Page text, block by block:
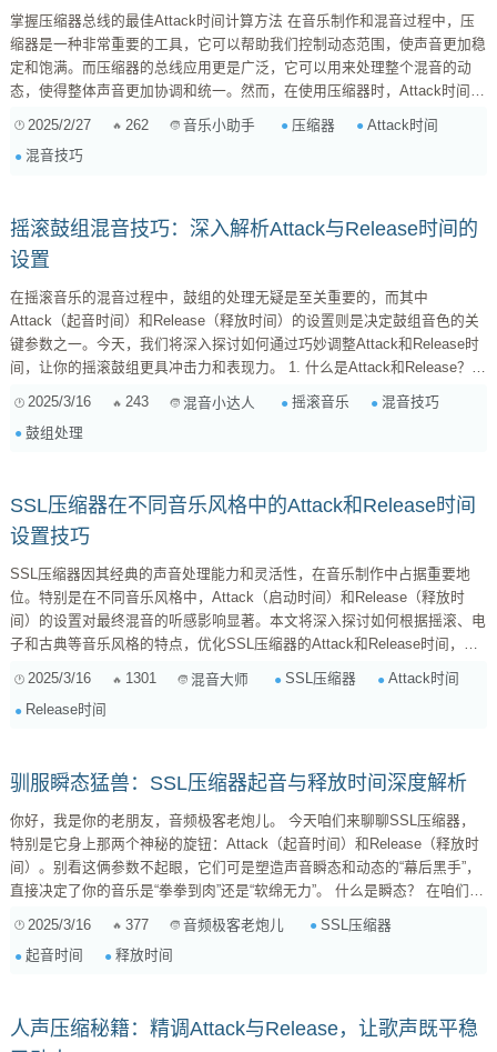
掌握压缩器总线的最佳Attack时间计算方法 在音乐制作和混音过程中，压
缩器是一种非常重要的工具，它可以帮助我们控制动态范围，使声音更加稳
定和饱满。而压缩器的总线应用更是广泛，它可以用来处理整个混音的动
态，使得整体声音更加协调和统一。然而，在使用压缩器时，Attack时间的
间设置得太短，压缩器会立即对信号进行压缩，可能会导致声音变得生硬和
2025/2/27 262 音乐小助手 压缩器
Attack时间
混音技巧
摇滚鼓组混音技巧：深入解析Attack与Release时间的
设置
在摇滚音乐的混音过程中，鼓组的处理无疑是至关重要的，而其中
Attack（起音时间）和Release（释放时间）的设置则是决定鼓组音色的关
键参数之一。今天，我们将深入探讨如何通过巧妙调整Attack和Release时
间，让你的摇滚鼓组更具冲击力和表现力。 1. 什么是Attack和Release？
Attack和Release是压缩器、门限器等动态处理效果器中的核心参数，它们
直接影响到声音的动态特性。 Attack（起音时间） ：指的是效果器从检测
到信号到开始处理之间的时间。较短的Attack时间会让...
2025/3/16 243 混音小达人 摇滚音乐
混音技巧
鼓组处理
SSL压缩器在不同音乐风格中的Attack和Release时间
设置技巧
SSL压缩器因其经典的声音处理能力和灵活性，在音乐制作中占据重要地
位。特别是在不同音乐风格中，Attack（启动时间）和Release（释放时
间）的设置对最终混音的听感影响显著。本文将深入探讨如何根据摇滚、电
子和古典等音乐风格的特点，优化SSL压缩器的Attack和Release时间，以
动态变化著称，因此SSL压缩器的Attack和Release时间设置需要突出乐器
的冲击力和节拍感。 Attack时间设置 对于摇滚音乐，Attack时间通常设置
2025/3/16 1301 混音大师 SSL压缩器
Attack时间
Release时间
驯服瞬态猛兽：SSL压缩器起音与释放时间深度解析
你好，我是你的老朋友，音频极客老炮儿。 今天咱们来聊聊SSL压缩器，
特别是它身上那两个神秘的旋钮：Attack（起音时间）和Release（释放时
间）。别看这俩参数不起眼，它们可是塑造声音瞬态和动态的“幕后黑手”，
直接决定了你的音乐是“拳拳到肉”还是“软绵无力”。 什么是瞬态？ 在咱们深
想象一下，你用力拍一下手，或者鼓手敲击一下军鼓。在声音刚发出来的那
一刹那，会有一个非常短暂、尖锐的峰值，这就是瞬态。它包含了声音的冲
2025/3/16 377 音频极客老炮儿
SSL压缩器
起音时间
释放时间
人声压缩秘籍：精调Attack与Release，让歌声既平稳